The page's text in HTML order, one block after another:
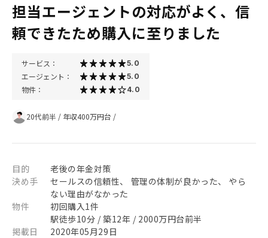
担当エージェントの対応がよく、信
頼できたため購入に至りました
サービス： 5.0
エージェント： 5.0
物件： 4.0
20代前半 / 年収400万円台 /
目的
老後の年金対策
決め手
セールスの信頼性、 管理の体制が良かった、 やら
ない理由がなかった
物件
初回購入1件
駅徒歩10分 / 築12年 / 2000万円台前半
掲載日
2020年05月29日